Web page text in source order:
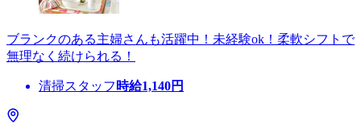
ブランクのある主婦さんも活躍中！未経験ok！柔軟シフトで
無理なく続けられる！
清掃スタッフ 時給1,140円